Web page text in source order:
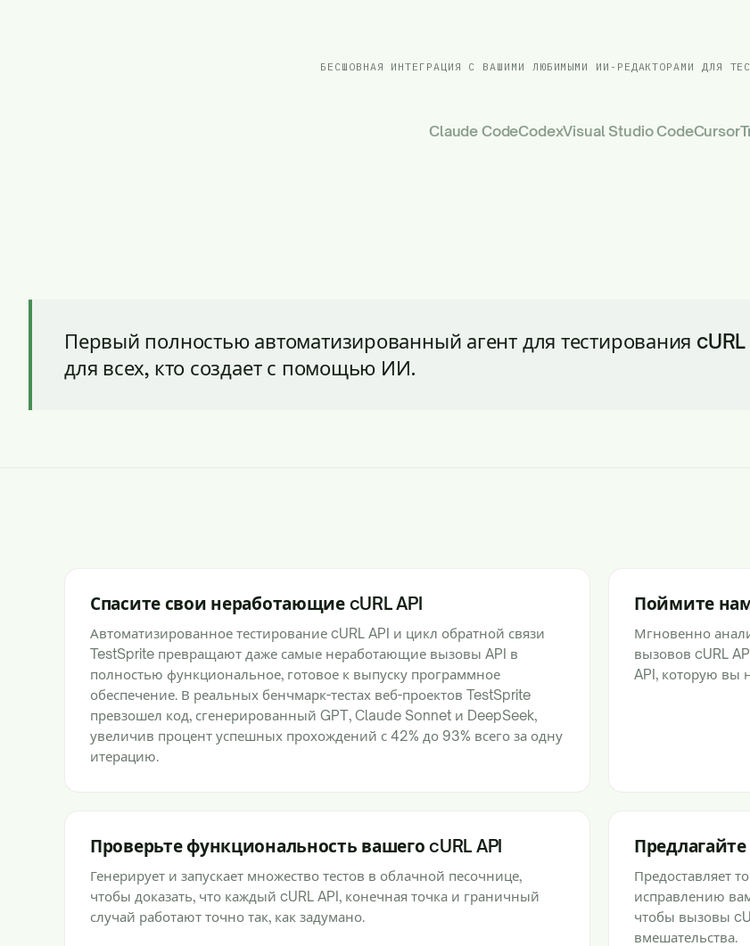
БЕСШОВНАЯ ИНТЕГРАЦИЯ С ВАШИМИ ЛЮБИМЫМИ ИИ-РЕДАКТОРАМИ ДЛЯ
Claude CodeCodexVisual Studio CodeCursor
Первый полностью автоматизированный агент для тестирования
для всех, кто создает с помощью ИИ.
Спасите свои неработающие cURL API
Автоматизированное тестирование cURL API и цикл обратной связи
TestSprite превращают даже самые неработающие вызовы API в
полностью функциональное, готовое к выпуску программное
обеспечение. В реальных бенчмарк-тестах веб-проектов TestSprite
превзошел код, сгенерированный GPT, Claude Sonnet и DeepSeek,
увеличив процент успешных прохождений с 42% до 93% всего за одну
итерацию.
Поймите
Мгновенно
вызовов cURL
API, которую вы
Проверьте функциональность вашего cURL API
Генерирует и запускает множество тестов в облачной песочнице,
чтобы доказать, что каждый cURL API, конечная точка и граничный
случай работают точно так, как задумано.
Предоставляет
исправлению
чтобы вызовы
вмешательства.